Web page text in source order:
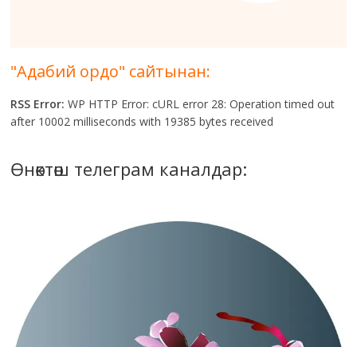
"Адабий ордо" сайтынан:
RSS Error: WP HTTP Error: cURL error 28: Operation timed out
after 10002 milliseconds with 19385 bytes received
Өнөктөш телеграм каналдар: